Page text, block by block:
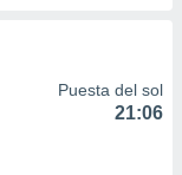
Puesta del sol
21:06